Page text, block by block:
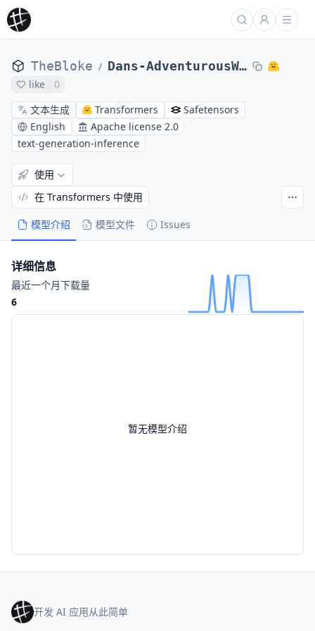
TheBloke / Dans-AdventurousWinds-Mk2-7B-AWQ
like
0
文本生成
Transformers
Safetensors
English
Apache license 2.0
text-generation-inference
模型介绍 模型文件 Issues
使用
在 Transformers 中使用
暂无模型介绍
详细信息
最近一个月下载量
6
开发 AI 应用从此简单